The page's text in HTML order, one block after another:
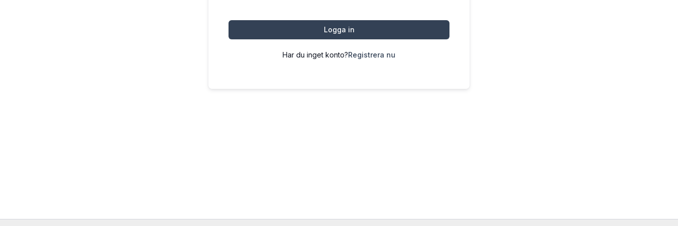
Logga in
Har du inget konto?Registrera nu